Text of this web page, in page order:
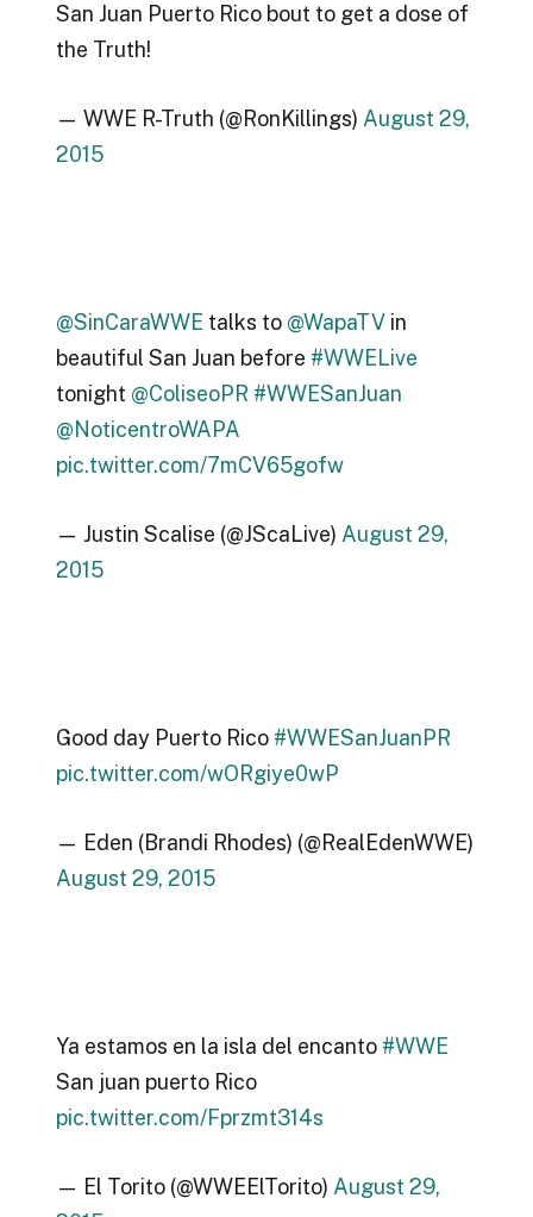
San Juan Puerto Rico bout to get a dose of
the Truth!
— WWE R-Truth (@RonKillings) August 29,
2015
@SinCaraWWE talks to @WapaTVin
beautiful San Juan before #WWELive
tonight @ColiseoPR #WWESanJuan
@NoticentroWAPA
pic.twitter.com/7mCV65gofw
— Justin Scalise (@JScaLive) August 29,
2015
Good day Puerto Rico #WWESanJuanPR
pic.twitter.com/wORgiye0wP
— Eden (Brandi Rhodes) (@RealEdenWWE)
August 29, 2015
Ya estamos en la isla del encanto #WWE
San juan puerto Rico
pic.twitter.com/Fprzmt314s
— El Torito (@WWEElTorito) August 29,